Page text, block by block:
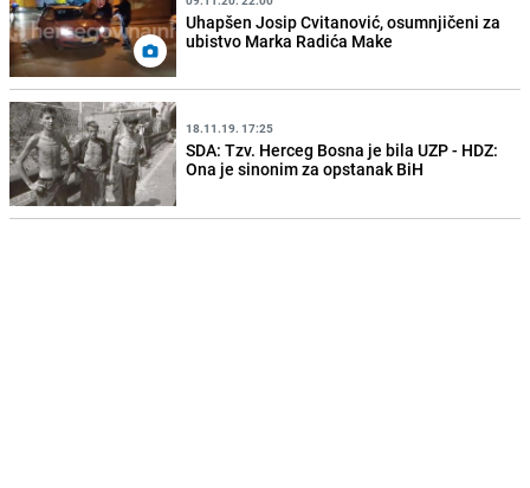
Uhapšen Josip Cvitanović, osumnjičeni za
ubistvo Marka Radića Make
18.11.19. 17:25
SDA: Tzv. Herceg Bosna je bila UZP - HDZ:
Ona je sinonim za opstanak BiH